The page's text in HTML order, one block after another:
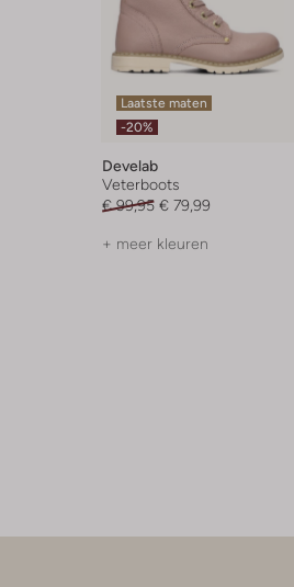
Laatste maten
-20%
Develab
Veterboots
€ 99,95 € 79,99
+ meer kleuren